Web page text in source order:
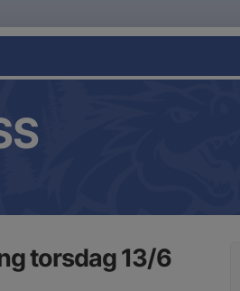
torsdag 13/6